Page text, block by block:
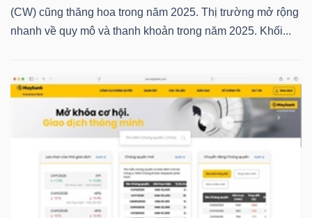
(CW) cũng thăng hoa trong năm 2025. Thị trường mở rộng
nhanh về quy mô và thanh khoản trong năm 2025. Khối...
CÔNG
ĐẦU
TƯ
TRUY
XUẤT